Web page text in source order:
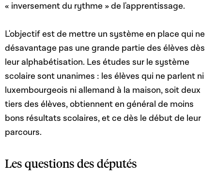
« inversement du rythme » de l'apprentissage.
L'objectif est de mettre un système en place qui ne
désavantage pas une grande partie des élèves dès
leur alphabétisation. Les études sur le système
scolaire sont unanimes : les élèves qui ne parlent ni
luxembourgeois ni allemand à la maison, soit deux
tiers des élèves, obtiennent en général de moins
bons résultats scolaires, et ce dès le début de leur
parcours.
Les questions des députés